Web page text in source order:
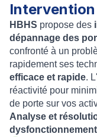
HBHS propose des
dépannage des
confronté à un
rapidement ses
efficace et rapide.
réactivité pour
de porte sur vos
Analyse et